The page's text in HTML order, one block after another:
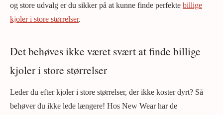
og store udvalg er du sikker på at kunne finde perfekte billige
kjoler i store størrelser.
Det behøves ikke været svært at finde billige
kjoler i store størrelser
Leder du efter kjoler i store størrelser, der ikke koster dyrt? Så
behøver du ikke lede længere! Hos New Wear har de